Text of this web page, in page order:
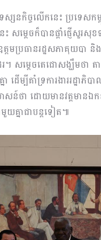
ស្សនកិច្ចលើកនេះ ប្រទេ
សម្ដេចក៏បានផ្តាំផ្ញើសួរ
ប្រធានរដ្ឋសភាគុយបា និ
សម្ដេចតេជោសង្ឃឹមថា
ដើម្បីគាំទ្រការងាររដ្ឋា
ា ដោយមានវត្តមានឯកឧត្
មួយគ្នាជាបន្តទៀត៕